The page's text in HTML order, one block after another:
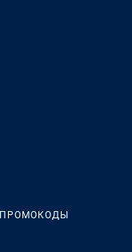
ПРОМОКОДЫ